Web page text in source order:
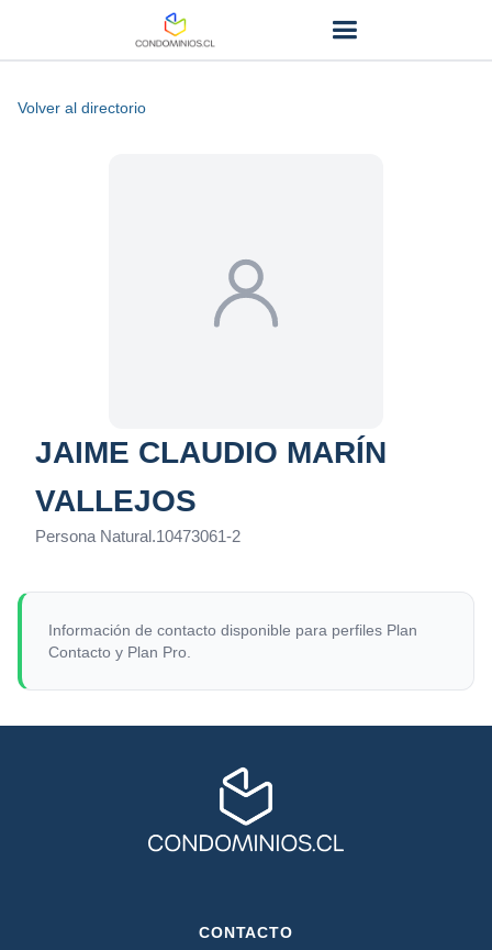
Volver al directorio
JAIME CLAUDIO MARÍN
VALLEJOS
Persona Natural.10473061-2
Información de contacto disponible para perfiles Plan
Contacto y Plan Pro.
CONTACTO